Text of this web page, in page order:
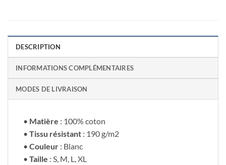
DESCRIPTION
INFORMATIONS COMPLÉMENTAIRES
MODES DE LIVRAISON
• Matière : 100% coton
• Tissu résistant : 190 g/m2
• Couleur : Blanc
• Taille : S, M, L, XL